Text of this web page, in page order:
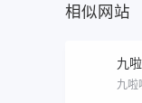
相似网站
九